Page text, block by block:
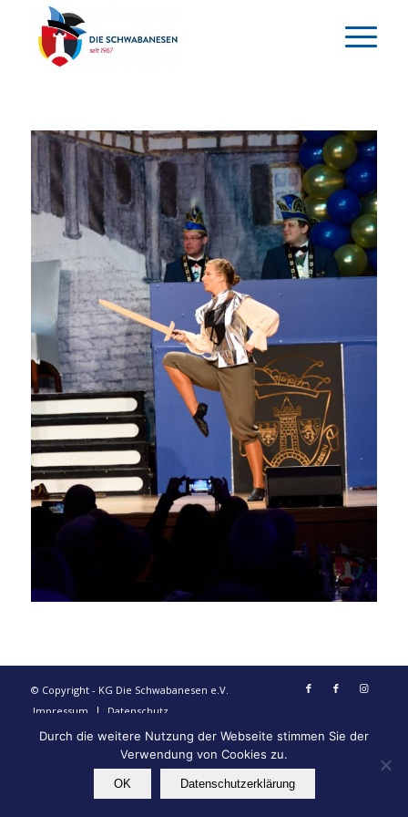
© Copyright - KG Die Schwabanesen e.V.
Impressum
Datenschutz
Durch die weitere Nutzung der Webseite stimmen Sie der
Verwendung von Cookies zu.
OK Datenschutzerklärung